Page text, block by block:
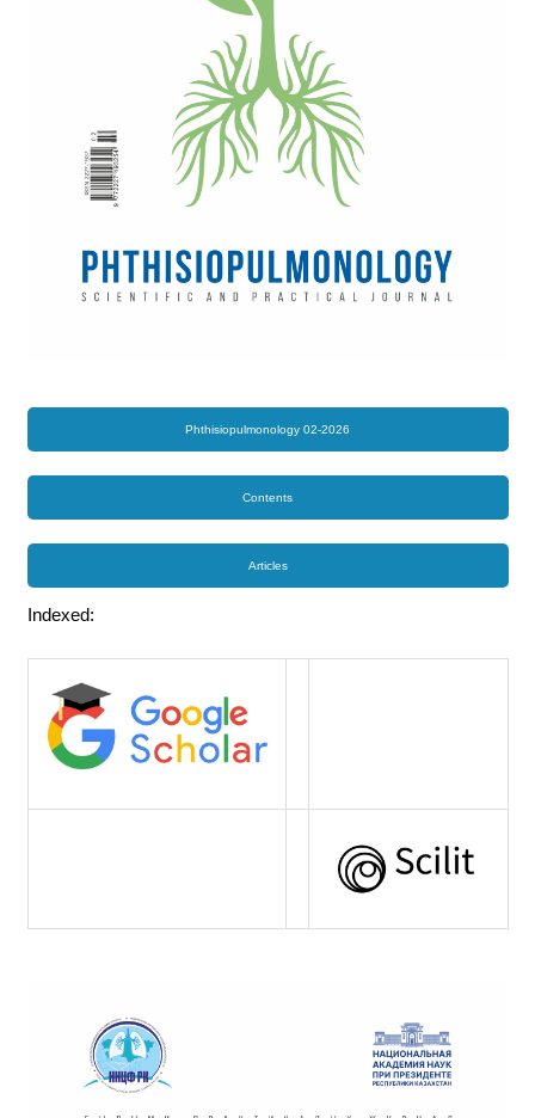
Phthisiopulmonology 02-2026
Contents
Articles
Indexed: